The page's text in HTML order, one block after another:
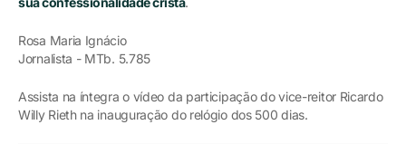
Rosa Maria Ignácio
Jornalista - MTb. 5.785
Assista na íntegra o vídeo da participação do vice-reitor Ricardo
Willy Rieth na inauguração do relógio dos 500 dias.